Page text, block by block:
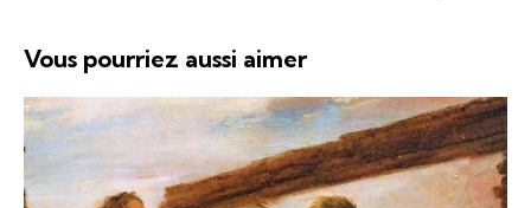
Vous pourriez aussi aimer